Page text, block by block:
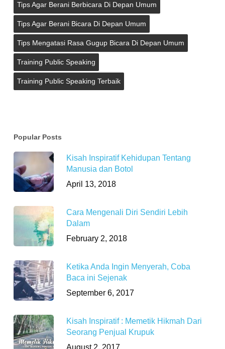
Tips Agar Berani Berbicara Di Depan Umum
Tips Agar Berani Bicara Di Depan Umum
Tips Mengatasi Rasa Gugup Bicara Di Depan Umum
Training Public Speaking
Training Public Speaking Terbaik
Popular Posts
Kisah Inspiratif Kehidupan Tentang
Manusia dan Botol
April 13, 2018
Cara Mengenali Diri Sendiri Lebih
Dalam
February 2, 2018
Ketika Anda Ingin Menyerah, Coba
Baca ini Sejenak
September 6, 2017
Kisah Inspiratif : Memetik Hikmah Dari
Seorang Penjual Krupuk